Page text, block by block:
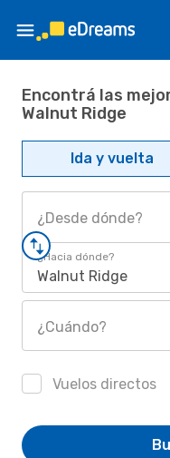
Encontrá las
Walnut Ridge
Ida y vuelta
¿Desde dónde?
¿Hacia dónde?
Walnut Ridge
¿Cuándo?
Vuelos directos